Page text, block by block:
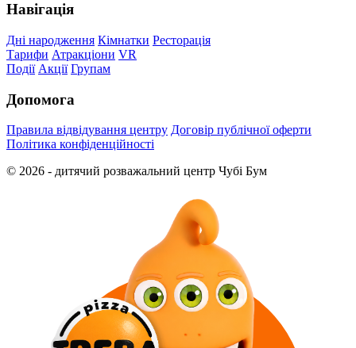
Навігація
Дні народження Кімнатки Ресторація
Тарифи Атракціони VR
Події Акції Групам
Допомога
Правила відвідування центру Договір публічної оферти
Політика конфіденційності
© 2026 - дитячий розважальний центр Чубі Бум